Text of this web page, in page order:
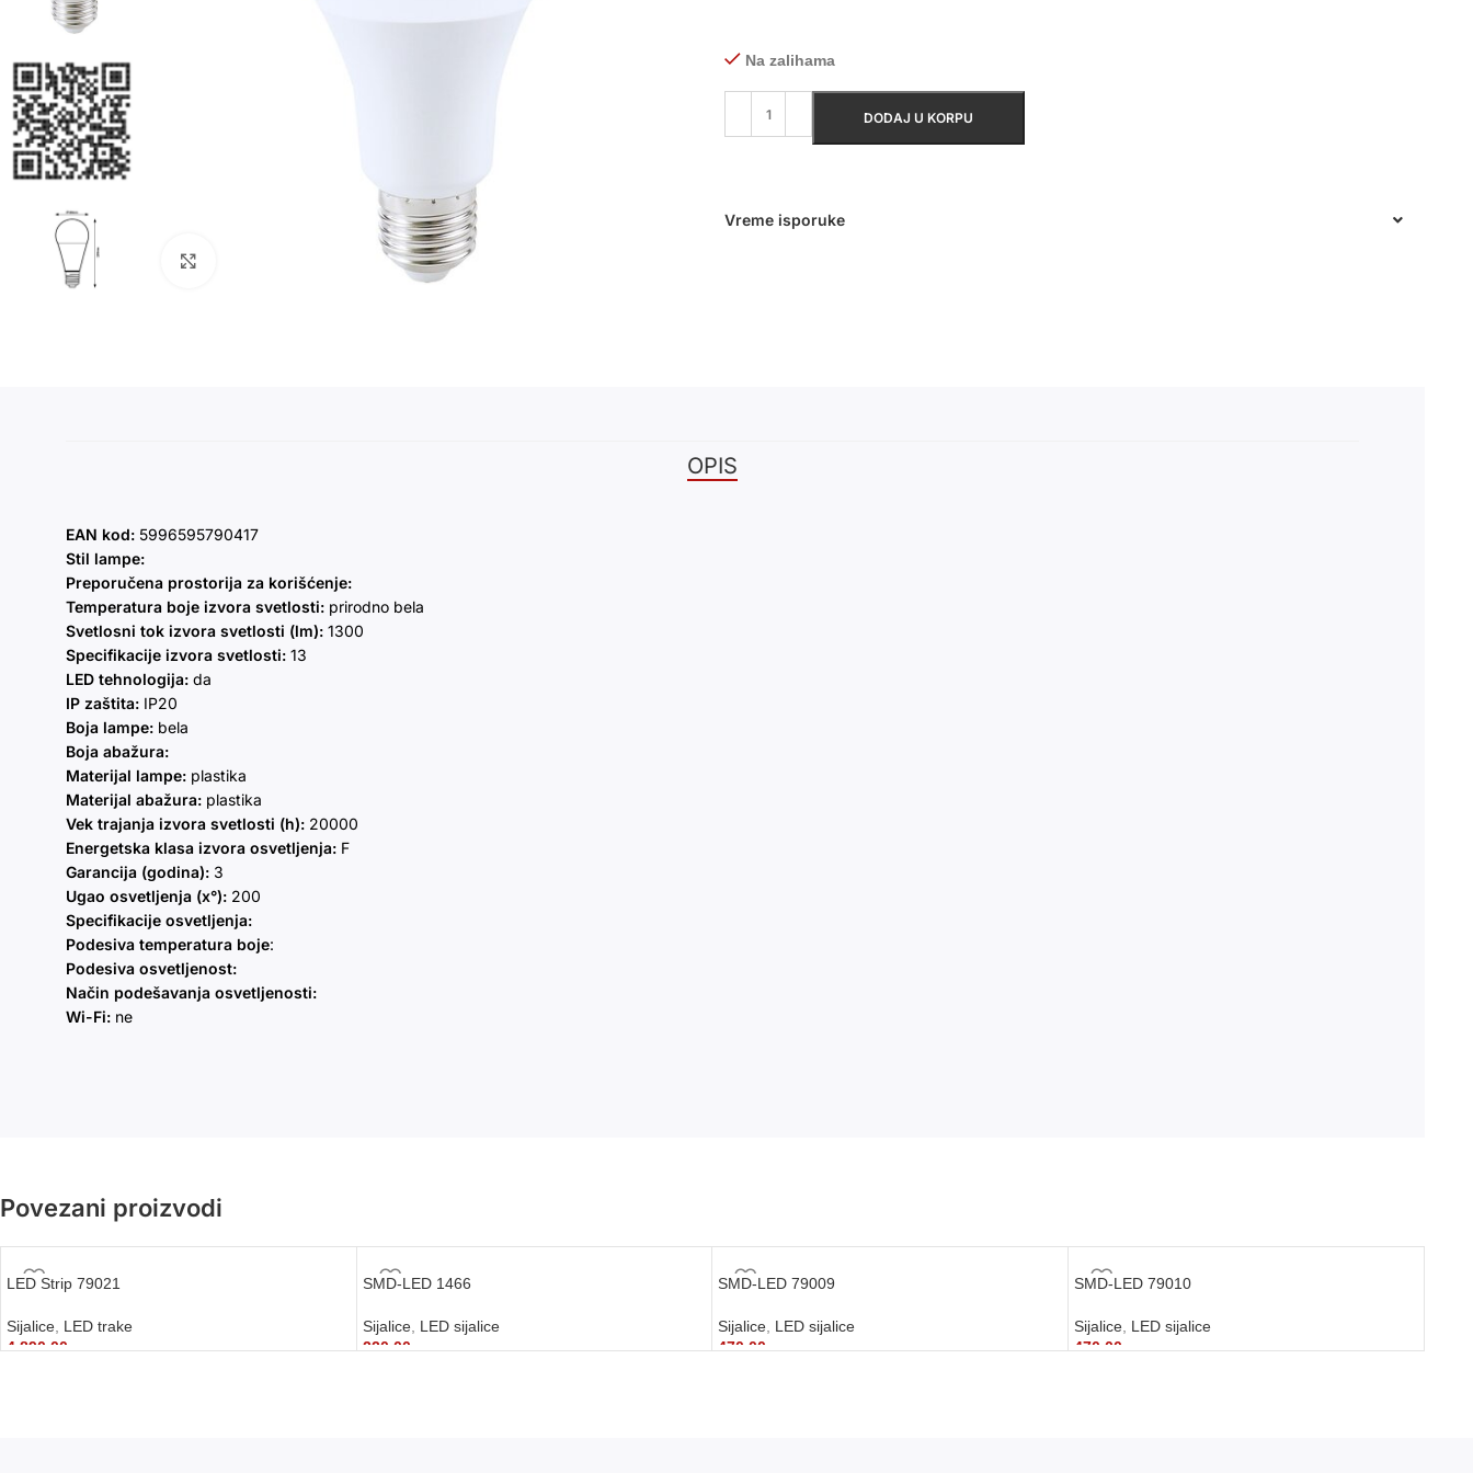
Na zalihama
DODAJ U KORPU
Vreme isporuke
OPIS
EAN kod: 5996595790417
Stil lampe:
Preporučena prostorija za korišćenje:
Temperatura boje izvora svetlosti: prirodno bela
Svetlosni tok izvora svetlosti (lm): 1300
Specifikacije izvora svetlosti: 13
LED tehnologija: da
IP zaštita: IP20
Boja lampe: bela
Boja abažura:
Materijal lampe: plastika
Materijal abažura: plastika
Vek trajanja izvora svetlosti (h): 20000
Energetska klasa izvora osvetljenja: F
Garancija (godina): 3
Ugao osvetljenja (x°): 200
Specifikacije osvetljenja:
Podesiva temperatura boje:
Podesiva osvetljenost:
Način podešavanja osvetljenosti:
Wi-Fi: ne
Povezani proizvodi
LED Strip 79021
Sijalice LED trake
4.890,00рсд
SMD-LED 1466
Sijalice, LED sijalice
220,00рсд
SMD-LED 79009
Sijalice LED sijalice
470,00рсд
SMD-LED 79010
Sijalice, LED sijalice
470,00рсд